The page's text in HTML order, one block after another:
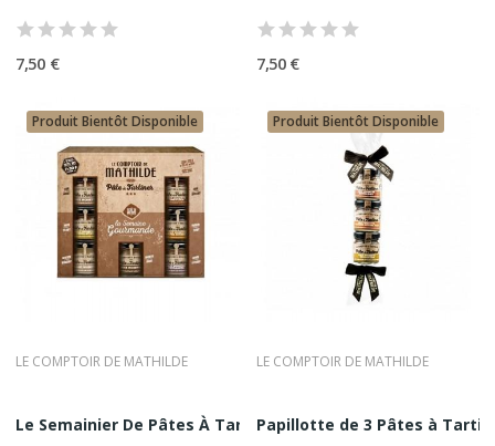
7,50 € 7,50 €
Produit Bientôt Disponible
LE COMPTOIR DE MATHILDE
Le Semainier De Pâtes À Tartiner Le Comptoir de...
Produit Bientôt Disponible
LE COMPTOIR DE MATHILDE
Papillotte de 3 Pâtes à